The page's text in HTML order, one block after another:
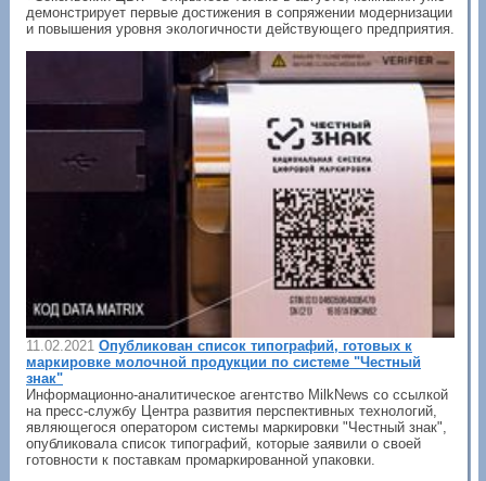
демонстрирует первые достижения в сопряжении модернизации
и повышения уровня экологичности действующего предприятия.
11.02.2021 Опубликован список типографий, готовых к
маркировке молочной продукции по системе "Честный
знак"
Информационно-аналитическое агентство MilkNews со ссылкой
на пресс-службу Центра развития перспективных технологий,
являющегося оператором системы маркировки "Честный знак",
опубликовала список типографий, которые заявили о своей
готовности к поставкам промаркированной упаковки.